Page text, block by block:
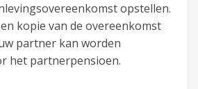
opstellen.
kopie van de overeenkomst
partner kan worden
het partnerpensioen.